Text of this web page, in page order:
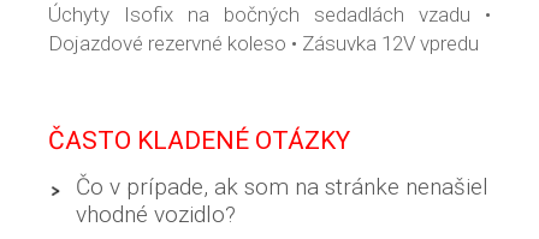
Úchyty Isofix na bočných sedadlách vzadu •
Dojazdové rezervné koleso • Zásuvka 12V vpredu
ČASTO KLADENÉ OTÁZKY
Čo v prípade, ak som na stránke nenašiel
vhodné vozidlo?